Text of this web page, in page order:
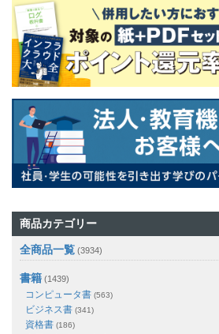
商品カテゴリー
全商品一覧 (3934)
書籍 (1439)
コンピュータ書 (563)
ビジネス書 (341)
資格書 (186)